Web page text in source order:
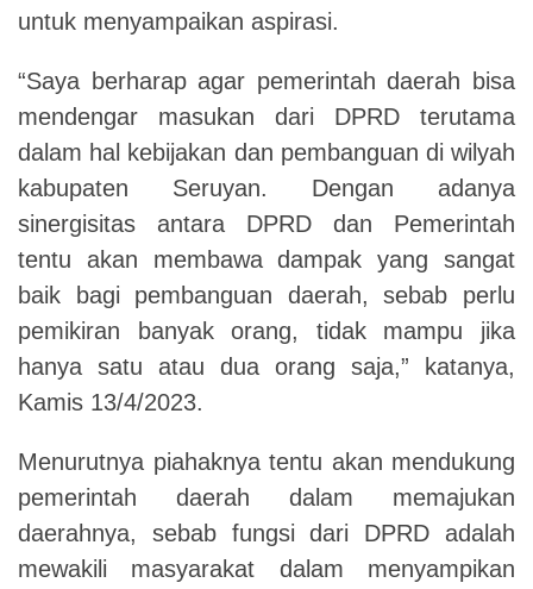
untuk menyampaikan aspirasi.
“Saya berharap agar pemerintah daerah bisa
mendengar masukan dari DPRD terutama
dalam hal kebijakan dan pembanguan di wilyah
kabupaten Seruyan. Dengan adanya
sinergisitas antara DPRD dan Pemerintah
tentu akan membawa dampak yang sangat
baik bagi pembanguan daerah, sebab perlu
pemikiran banyak orang, tidak mampu jika
hanya satu atau dua orang saja,” katanya,
Kamis 13/4/2023.
Menurutnya piahaknya tentu akan mendukung
pemerintah daerah dalam memajukan
daerahnya, sebab fungsi dari DPRD adalah
mewakili masyarakat dalam menyampikan